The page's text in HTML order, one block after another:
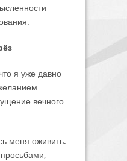
я уже давно
вечного
меня оживить.